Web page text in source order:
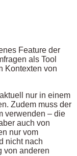
Feature der
als Tool
Kontexten von
nur in einem
Zudem muss der
verwenden – die
auch von
nur vom
nicht nach
von anderen